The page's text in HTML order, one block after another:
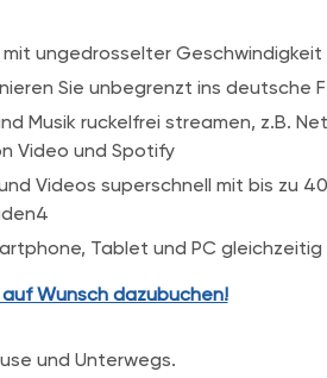
mit ungedrosselter Geschwindigkeit
Sie unbegrenzt ins deutsche
Musik ruckelfrei streamen, z.B.
Video und Spotify
Videos superschnell mit bis zu
Tablet und PC gleichzeitig
Wunsch dazubuchen!
und Unterwegs.